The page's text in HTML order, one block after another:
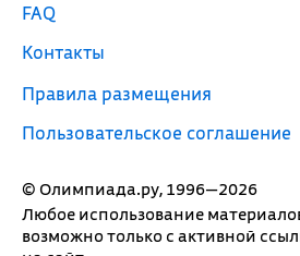
© Олимпиада.ру, 1996—2026
Любое использование
возможно только с активной
FAQ
Контакты
Правила размещения
Пользовательское соглашение